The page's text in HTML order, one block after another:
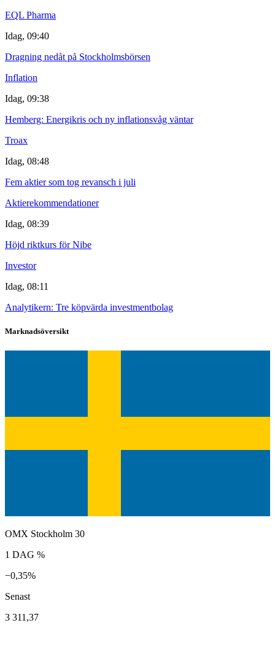
EQL Pharma
Idag, 09:40
Dragning nedåt på Stockholmsbörsen
Inflation
Idag, 09:38
Hemberg: Energikris och ny inflationsvåg väntar
Troax
Idag, 08:48
Fem aktier som tog revansch i juli
Aktierekommendationer
Idag, 08:39
Höjd riktkurs för Nibe
Investor
Idag, 08:11
Analytikern: Tre köpvärda investmentbolag
Marknadsöversikt
OMX Stockholm 30
1 DAG %
−0,35%
Senast
3 311,37